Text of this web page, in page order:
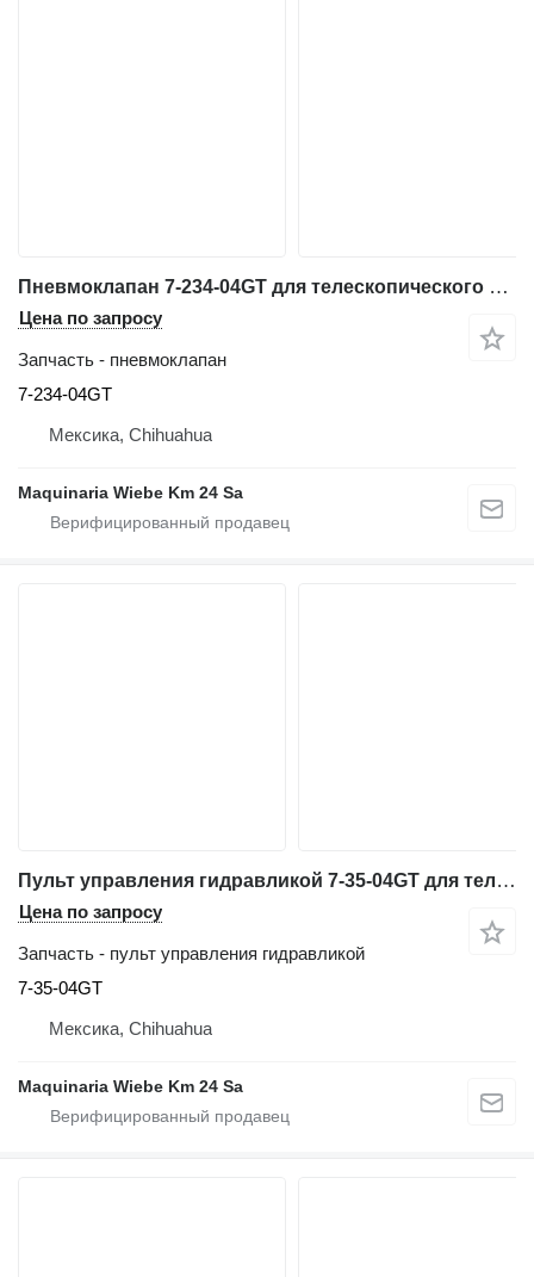
Пневмоклапан 7-234-04GT для телескопического погрузчика Genie GTH-636
Цена по запросу
Запчасть - пневмоклапан
7-234-04GT
Мексика, Chihuahua
Maquinaria Wiebe Km 24 Sa
Пульт управления гидравликой 7-35-04GT для телескопического погрузчика Genie GTH-636
Цена по запросу
Запчасть - пульт управления гидравликой
7-35-04GT
Мексика, Chihuahua
Maquinaria Wiebe Km 24 Sa